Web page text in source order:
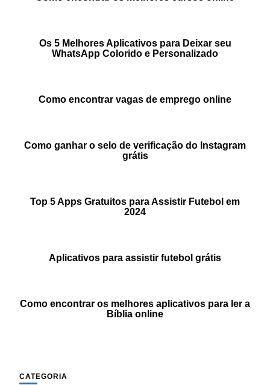
Os 5 Melhores Aplicativos para Deixar seu
WhatsApp Colorido e Personalizado
Como encontrar vagas de emprego online
Como ganhar o selo de verificação do Instagram
grátis
Top 5 Apps Gratuitos para Assistir Futebol em
2024
Aplicativos para assistir futebol grátis
Como encontrar os melhores aplicativos para ler a
Bíblia online
CATEGORIA